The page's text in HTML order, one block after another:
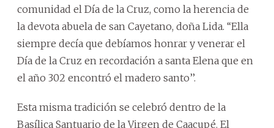
comunidad el Día de la Cruz, como la herencia de
la devota abuela de san Cayetano, doña Lida. ‘‘Ella
siempre decía que debíamos honrar y venerar el
Día de la Cruz en recordación a santa Elena que en
el año 302 encontró el madero santo’’.
Esta misma tradición se celebró dentro de la
Basílica Santuario de la Virgen de Caacupé. El